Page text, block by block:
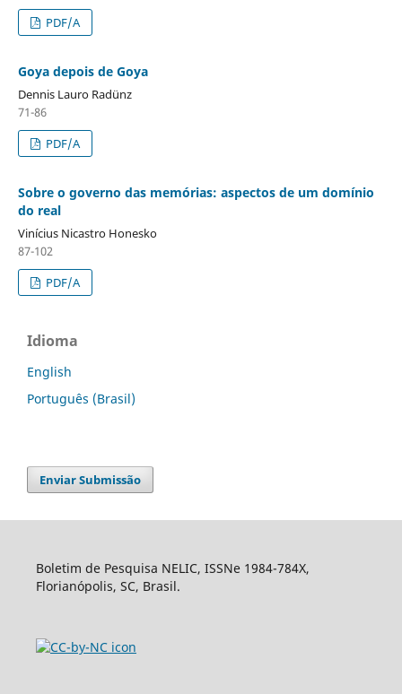
PDF/A
Goya depois de Goya
Dennis Lauro Radünz
71-86
PDF/A
Sobre o governo das memórias: aspectos de um domínio
do real
Vinícius Nicastro Honesko
87-102
PDF/A
Idioma
English
Português (Brasil)
Enviar Submissão
Boletim de Pesquisa NELIC, ISSNe 1984-784X,
Florianópolis, SC, Brasil.